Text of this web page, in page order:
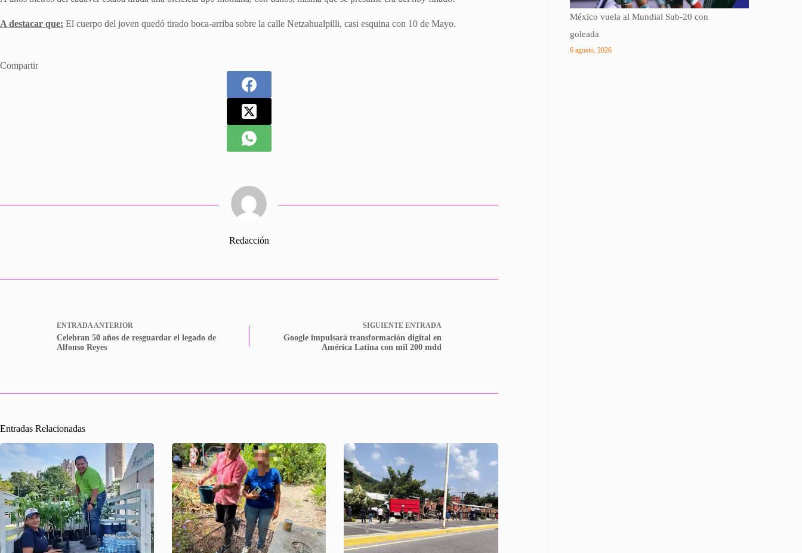
A destacar que: El cuerpo del joven quedó tirado boca-arriba sobre la calle Netzahualpilli, casi esquina con 10 de Mayo.
Compartir
Redacción
ENTRADAANTERIOR
Celebran 50 años de resguardar el legado de
Alfonso Reyes
SIGUIENTE ENTRADA
Google impulsará transformación digital en
América Latina con mil 200 mdd
Entradas Relacionadas
México vuela al Mundial Sub-20 con
goleada
6 agosto, 2026